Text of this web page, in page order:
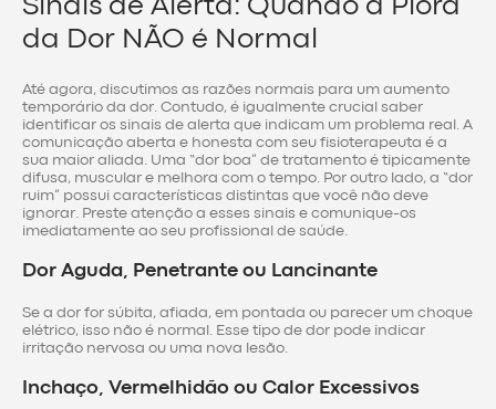
Sinais de Alerta: Quando a Piora
da Dor NÃO é Normal
Até agora, discutimos as razões normais para um aumento
temporário da dor. Contudo, é igualmente crucial saber
identificar os sinais de alerta que indicam um problema real. A
comunicação aberta e honesta com seu fisioterapeuta é a
sua maior aliada. Uma “dor boa” de tratamento é tipicamente
difusa, muscular e melhora com o tempo. Por outro lado, a “dor
ruim” possui características distintas que você não deve
ignorar. Preste atenção a esses sinais e comunique-os
imediatamente ao seu profissional de saúde.
Dor Aguda, Penetrante ou Lancinante
Se a dor for súbita, afiada, em pontada ou parecer um choque
elétrico, isso não é normal. Esse tipo de dor pode indicar
irritação nervosa ou uma nova lesão.
Inchaço, Vermelhidão ou Calor Excessivos